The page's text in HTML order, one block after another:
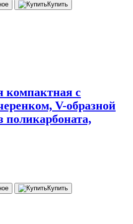
Купить
компактная с
V-образной
поликарбоната,
Купить